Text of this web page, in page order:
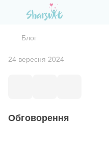
Блог
24 вересня 2024
Обговорення